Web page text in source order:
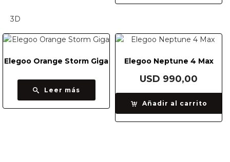
Elegoo Orange Storm Giga
Leer más
Elegoo Neptune 4 Max
USD 990,00
Añadir al carrito